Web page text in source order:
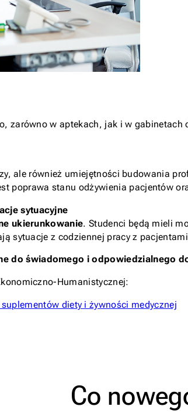
zarówno w aptekach, jak i w
ale również umiejętności budowania
poprawa stanu odżywienia pacjentów
sytuacyjne
ukierunkowanie. Studenci będą mieli
sytuacje z codziennej pracy z
do świadomego i odpowiedzialnego
Humanistycznej:
diety i żywności medycznej
Co